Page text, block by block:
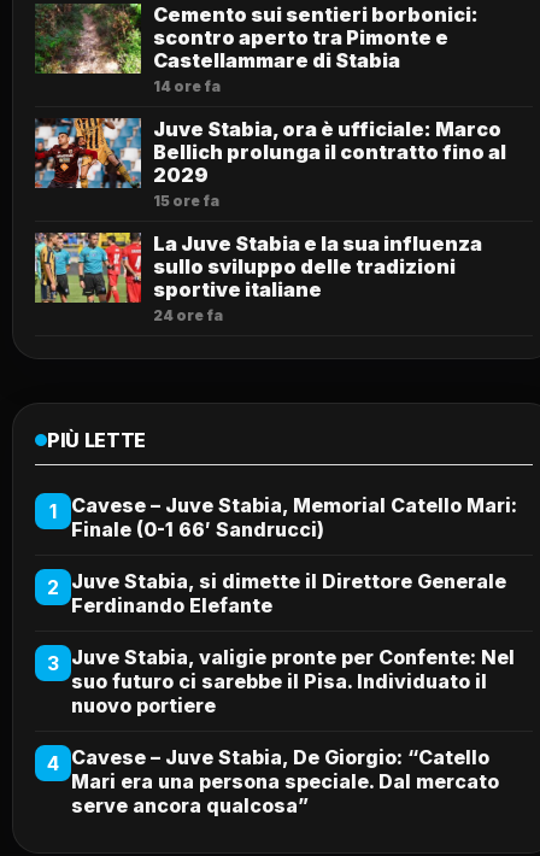
Cemento sui sentieri borbonici:
scontro aperto tra Pimonte e
Castellammare di Stabia
14 ore fa
Juve Stabia, ora è ufficiale: Marco
Bellich prolunga il contratto fino al
2029
15 ore fa
La Juve Stabia e la sua influenza
sullo sviluppo delle tradizioni
sportive italiane
24 ore fa
PIÙ LETTE
1
Cavese – Juve Stabia, Memorial Catello Mari:
Finale (0-1 66′ Sandrucci)
2 Juve Stabia, si dimette il Direttore Generale
Ferdinando Elefante
3 Juve Stabia, valigie pronte per Confente: Nel
suo futuro ci sarebbe il Pisa. Individuato il
nuovo portiere
4 Cavese – Juve Stabia, De Giorgio: “Catello
Mari era una persona speciale. Dal mercato
serve ancora qualcosa”